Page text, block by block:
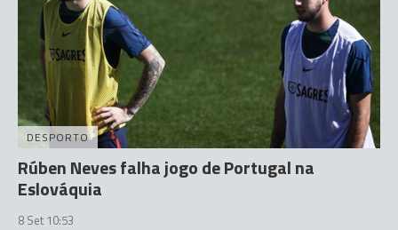
DESPORTO
Rúben Neves falha jogo de Portugal na
Eslováquia
8 Set 10:53